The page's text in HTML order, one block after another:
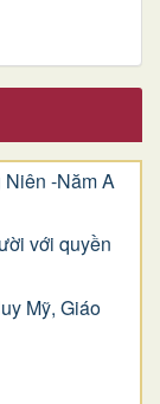
-Năm A
với quyền
Mỹ, Giáo